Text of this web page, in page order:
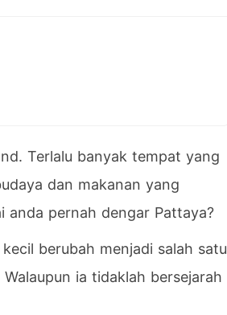
Terlalu banyak tempat yang
dan makanan yang
anda pernah dengar Pattaya?
berubah menjadi salah satu
ia tidaklah bersejarah